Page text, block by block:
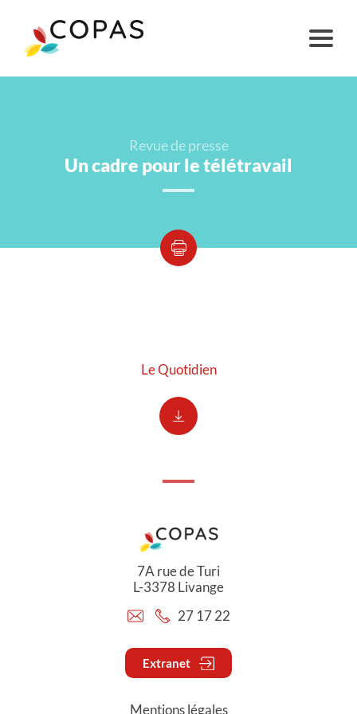
Revue de presse
Un cadre pour le télétravail
Le Quotidien
7A rue de Turi
L-3378 Livange
27 17 22
Extranet
Mentions légales